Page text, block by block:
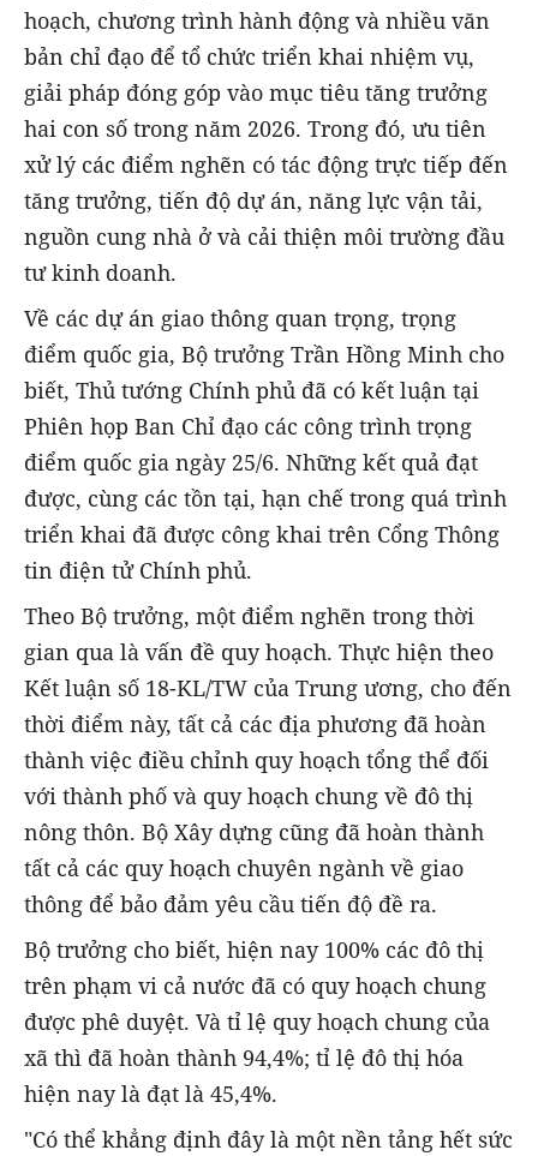
hoạch, chương trình hành động và nhiều văn
bản chỉ đạo để tổ chức triển khai nhiệm vụ,
giải pháp đóng góp vào mục tiêu tăng trưởng
hai con số trong năm 2026. Trong đó, ưu tiên
xử lý các điểm nghẽn có tác động trực tiếp đến
tăng trưởng, tiến độ dự án, năng lực vận tải,
nguồn cung nhà ở và cải thiện môi trường đầu
tư kinh doanh.
Về các dự án giao thông quan trọng, trọng
điểm quốc gia, Bộ trưởng Trần Hồng Minh cho
biết, Thủ tướng Chính phủ đã có kết luận tại
Phiên họp Ban Chỉ đạo các công trình trọng
điểm quốc gia ngày 25/6. Những kết quả đạt
được, cùng các tồn tại, hạn chế trong quá trình
triển khai đã được công khai trên Cổng Thông
tin điện tử Chính phủ.
Theo Bộ trưởng, một điểm nghẽn trong thời
gian qua là vấn đề quy hoạch. Thực hiện theo
Kết luận số 18-KL/TW của Trung ương, cho đến
thời điểm này, tất cả các địa phương đã hoàn
thành việc điều chỉnh quy hoạch tổng thể đối
với thành phố và quy hoạch chung về đô thị
nông thôn. Bộ Xây dựng cũng đã hoàn thành
tất cả các quy hoạch chuyên ngành về giao
thông để bảo đảm yêu cầu tiến độ đề ra.
Bộ trưởng cho biết, hiện nay 100% các đô thị
trên phạm vi cả nước đã có quy hoạch chung
được phê duyệt. Và tỉ lệ quy hoạch chung của
xã thì đã hoàn thành 94,4%; tỉ lệ đô thị hóa
hiện nay là đạt là 45,4%.
"Có thể khẳng định đây là một nền tảng hết sức